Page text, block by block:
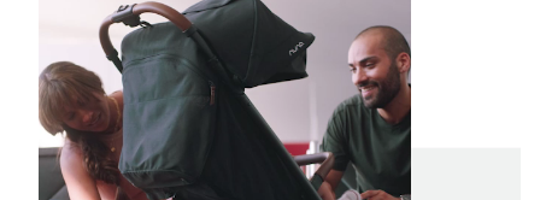
hijo
del
mal
tiempo